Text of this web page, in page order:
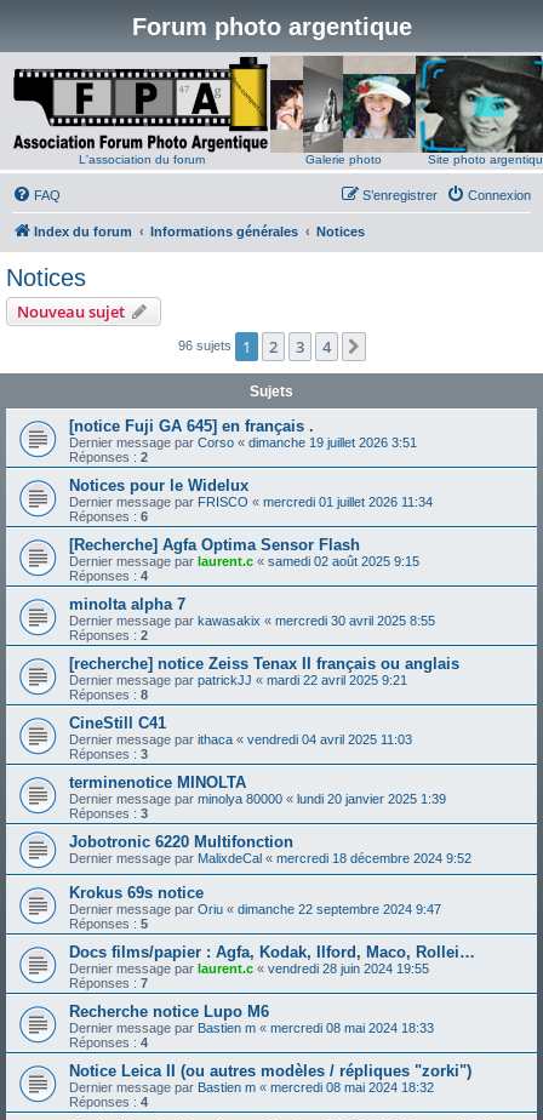
Forum photo argentique
L'association du forum Galerie photo Site photo
FAQ Connexion
S’enregistrer
Index du forum Informations générales Notices
Notices
Nouveau sujet
96 sujets 1 2 3 4
Sujets
[notice Fuji GA 645] en français .
Dernier message par Corso « dimanche 19 juillet 2026 3:51
Réponses : 2
Notices pour le Widelux
Dernier message par FRISCO « mercredi 01 juillet 2026 11:34
Réponses : 6
[Recherche] Agfa Optima Sensor Flash
Dernier message par laurent.c « samedi 02 août 2025 9:15
Réponses : 4
minolta alpha 7
Dernier message par kawasakix « mercredi 30 avril 2025 8:55
Réponses : 2
[recherche] notice Zeiss Tenax II français ou anglais
Dernier message par patrickJJ « mardi 22 avril 2025 9:21
Réponses : 8
CineStill C41
Dernier message par ithaca « vendredi 04 avril 2025 11:03
Réponses : 3
terminenotice MINOLTA
Dernier message par minolya 80000 « lundi 20 janvier 2025 1:39
Réponses : 3
Jobotronic 6220 Multifonction
Dernier message par MalixdeCal « mercredi 18 décembre 2024 9:52
Krokus 69s notice
Dernier message par Oriu « dimanche 22 septembre 2024 9:47
Réponses : 5
Docs films/papier : Agfa, Kodak, Ilford, Maco, Rollei…
Dernier message par laurent.c « vendredi 28 juin 2024 19:55
Réponses : 7
Recherche notice Lupo M6
Dernier message par Bastien m « mercredi 08 mai 2024 18:33
Réponses : 4
Notice Leica II (ou autres modèles / répliques "zorki")
Dernier message par Bastien m « mercredi 08 mai 2024 18:32
Réponses : 4